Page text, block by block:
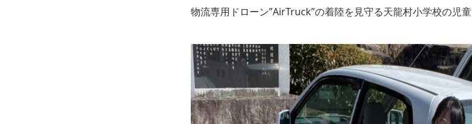
物流専用ドローン”AirTruck”の着陸を見守る天龍村小学校の児